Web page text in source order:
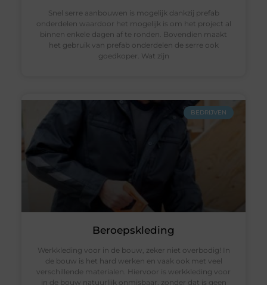
Snel serre aanbouwen is mogelijk dankzij prefab
onderdelen waardoor het mogelijk is om het project al
binnen enkele dagen af te ronden. Bovendien maakt
het gebruik van prefab onderdelen de serre ook
goedkoper. Wat zijn
BEDRIJVEN
Beroepskleding
Werkkleding voor in de bouw, zeker niet overbodig! In
de bouw is het hard werken en vaak ook met veel
verschillende materialen. Hiervoor is werkkleding voor
in de bouw natuurlijk onmisbaar, zonder dat is geen